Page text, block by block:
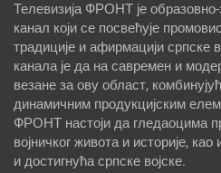
Телевизија ФРОНТ је образовно-
канал који се посвећује
традиције и афирмацији српске
канала је да на савремен и
везане за ову област,
динамичним продукцијским
ФРОНТ настоји да гледаоцима
војничког живота и историје,
и достигнућа српске војске.